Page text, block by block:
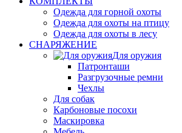
Одежда для горной охоты
Одежда для охоты на птицу
Одежда для охоты в лесу
СНАРЯЖЕНИЕ
Для оружия
Патронташи
Разгрузочные ремни
Чехлы
Для собак
Карбоновые посохи
Маскировка